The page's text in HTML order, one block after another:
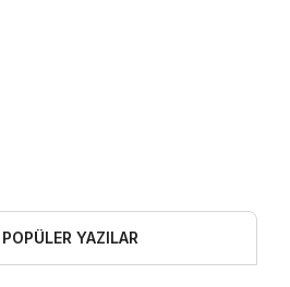
POPÜLER YAZILAR